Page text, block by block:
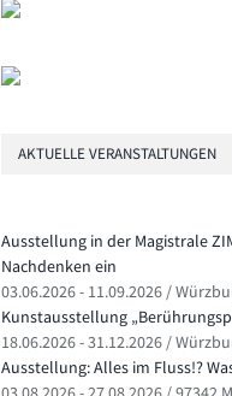
AKTUELLE VERANSTALTUNGEN
Ausstellung in der Magistrale
Nachdenken ein
03.06.2026 - 11.09.2026 /
Kunstausstellung
18.06.2026 - 31.12.2026 /
Ausstellung: Alles im Fluss!?